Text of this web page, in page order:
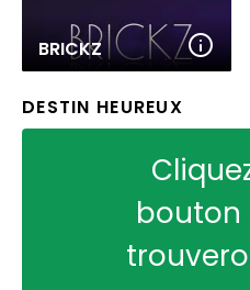
BRICKZ
DESTIN HEUREUX
bouton